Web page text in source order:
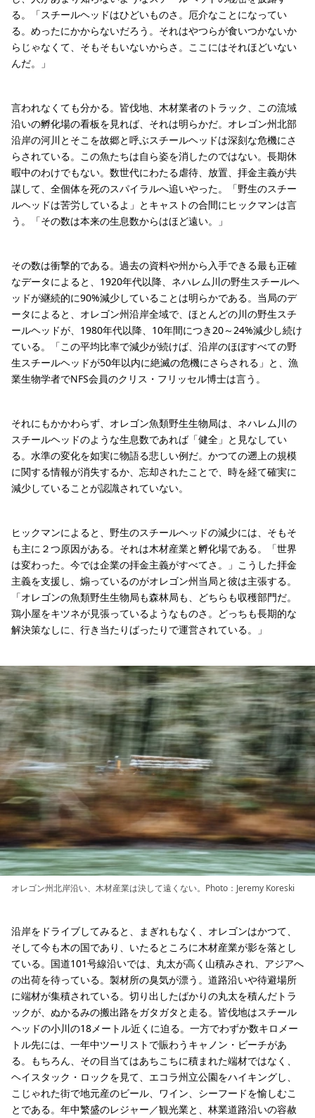
る。「スチールヘッドはひどいものさ。厄介なことになってい
る。めったにかからないだろう。それはやつらが食いつかないか
らじゃなくて、そもそもいないからさ。ここにはそれほどいない
んだ。」
言われなくても分かる。皆伐地、木材業者のトラック、この流域
沿いの孵化場の看板を見れば、それは明らかだ。オレゴン州北部
沿岸の河川とそこを故郷と呼ぶスチールヘッドは深刻な危機にさ
らされている。この魚たちは自ら姿を消したのではない。長期休
暇中のわけでもない。数世代にわたる虐待、放置、拝金主義が共
謀して、全個体を死のスパイラルへ追いやった。「野生のスチー
ルヘッドは苦労しているよ」とキャストの合間にヒックマンは言
う。「その数は本来の生息数からはほど遠い。」
その数は衝撃的である。過去の資料や州から入手できる最も正確
なデータによると、1920年代以降、ネハレム川の野生スチールヘ
ッドが継続的に90%減少していることは明らかである。当局のデ
ータによると、オレゴン州沿岸全域で、ほとんどの川の野生スチ
ールヘッドが、1980年代以降、10年間につき20～24%減少し続け
ている。「この平均比率で減少が続けば、沿岸のほぼすべての野
生スチールヘッドが50年以内に絶滅の危機にさらされる」と、漁
業生物学者でNFS会員のクリス・フリッセル博士は言う。
それにもかかわらず、オレゴン魚類野生生物局は、ネハレム川の
スチールヘッドのような生息数であれば「健全」と見なしてい
る。水準の変化を如実に物語る悲しい例だ。かつての遡上の規模
に関する情報が消失するか、忘却されたことで、時を経て確実に
減少していることが認識されていない。
ヒックマンによると、野生のスチールヘッドの減少には、そもそ
も主に２つ原因がある。それは木材産業と孵化場である。「世界
は変わった。今では企業の拝金主義がすべてさ。」こうした拝金
主義を支援し、煽っているのがオレゴン州当局と彼は主張する。
「オレゴンの魚類野生生物局も森林局も、どちらも収穫部門だ。
鶏小屋をキツネが見張っているようなものさ。どっちも長期的な
解決策なしに、行き当たりばったりで運営されている。」
オレゴン州北岸沿い、木材産業は決して遠くない。Photo：Jeremy Koreski
沿岸をドライブしてみると、まぎれもなく、オレゴンはかつて、
そして今も木の国であり、いたるところに木材産業が影を落とし
ている。国道101号線沿いでは、丸太が高く山積みされ、アジアへ
の出荷を待っている。製材所の臭気が漂う。道路沿いや待避場所
に端材が集積されている。切り出したばかりの丸太を積んだトラ
ックが、ぬかるみの搬出路をガタガタと走る。皆伐地はスチール
ヘッドの小川の18メートル近くに迫る。一方でわずか数キロメー
トル先には、一年中ツーリストで賑わうキャノン・ビーチがあ
る。もちろん、その目当てはあちこちに積まれた端材ではなく、
ヘイスタック・ロックを見て、エコラ州立公園をハイキングし、
こじゃれた街で地元産のビール、ワイン、シーフードを愉しむこ
とである。年中繁盛のレジャー／観光業と、林業道路沿いの容赦